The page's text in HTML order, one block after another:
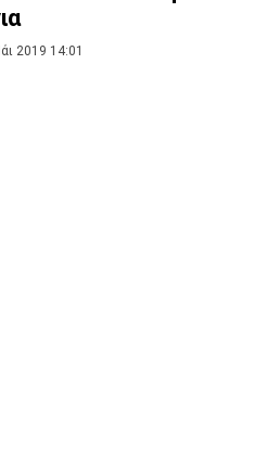
2019 14:01